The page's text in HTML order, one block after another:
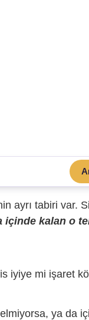
ayrı tabiri var.
içinde kalan o
iyiye mi işaret
ya da